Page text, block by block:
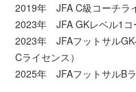
2019年 JFA C級コーチラ
2023年 JFA GKレベル1コ
2023年 JFAフットサル
Cライセンス）
2025年 JFAフットサルB